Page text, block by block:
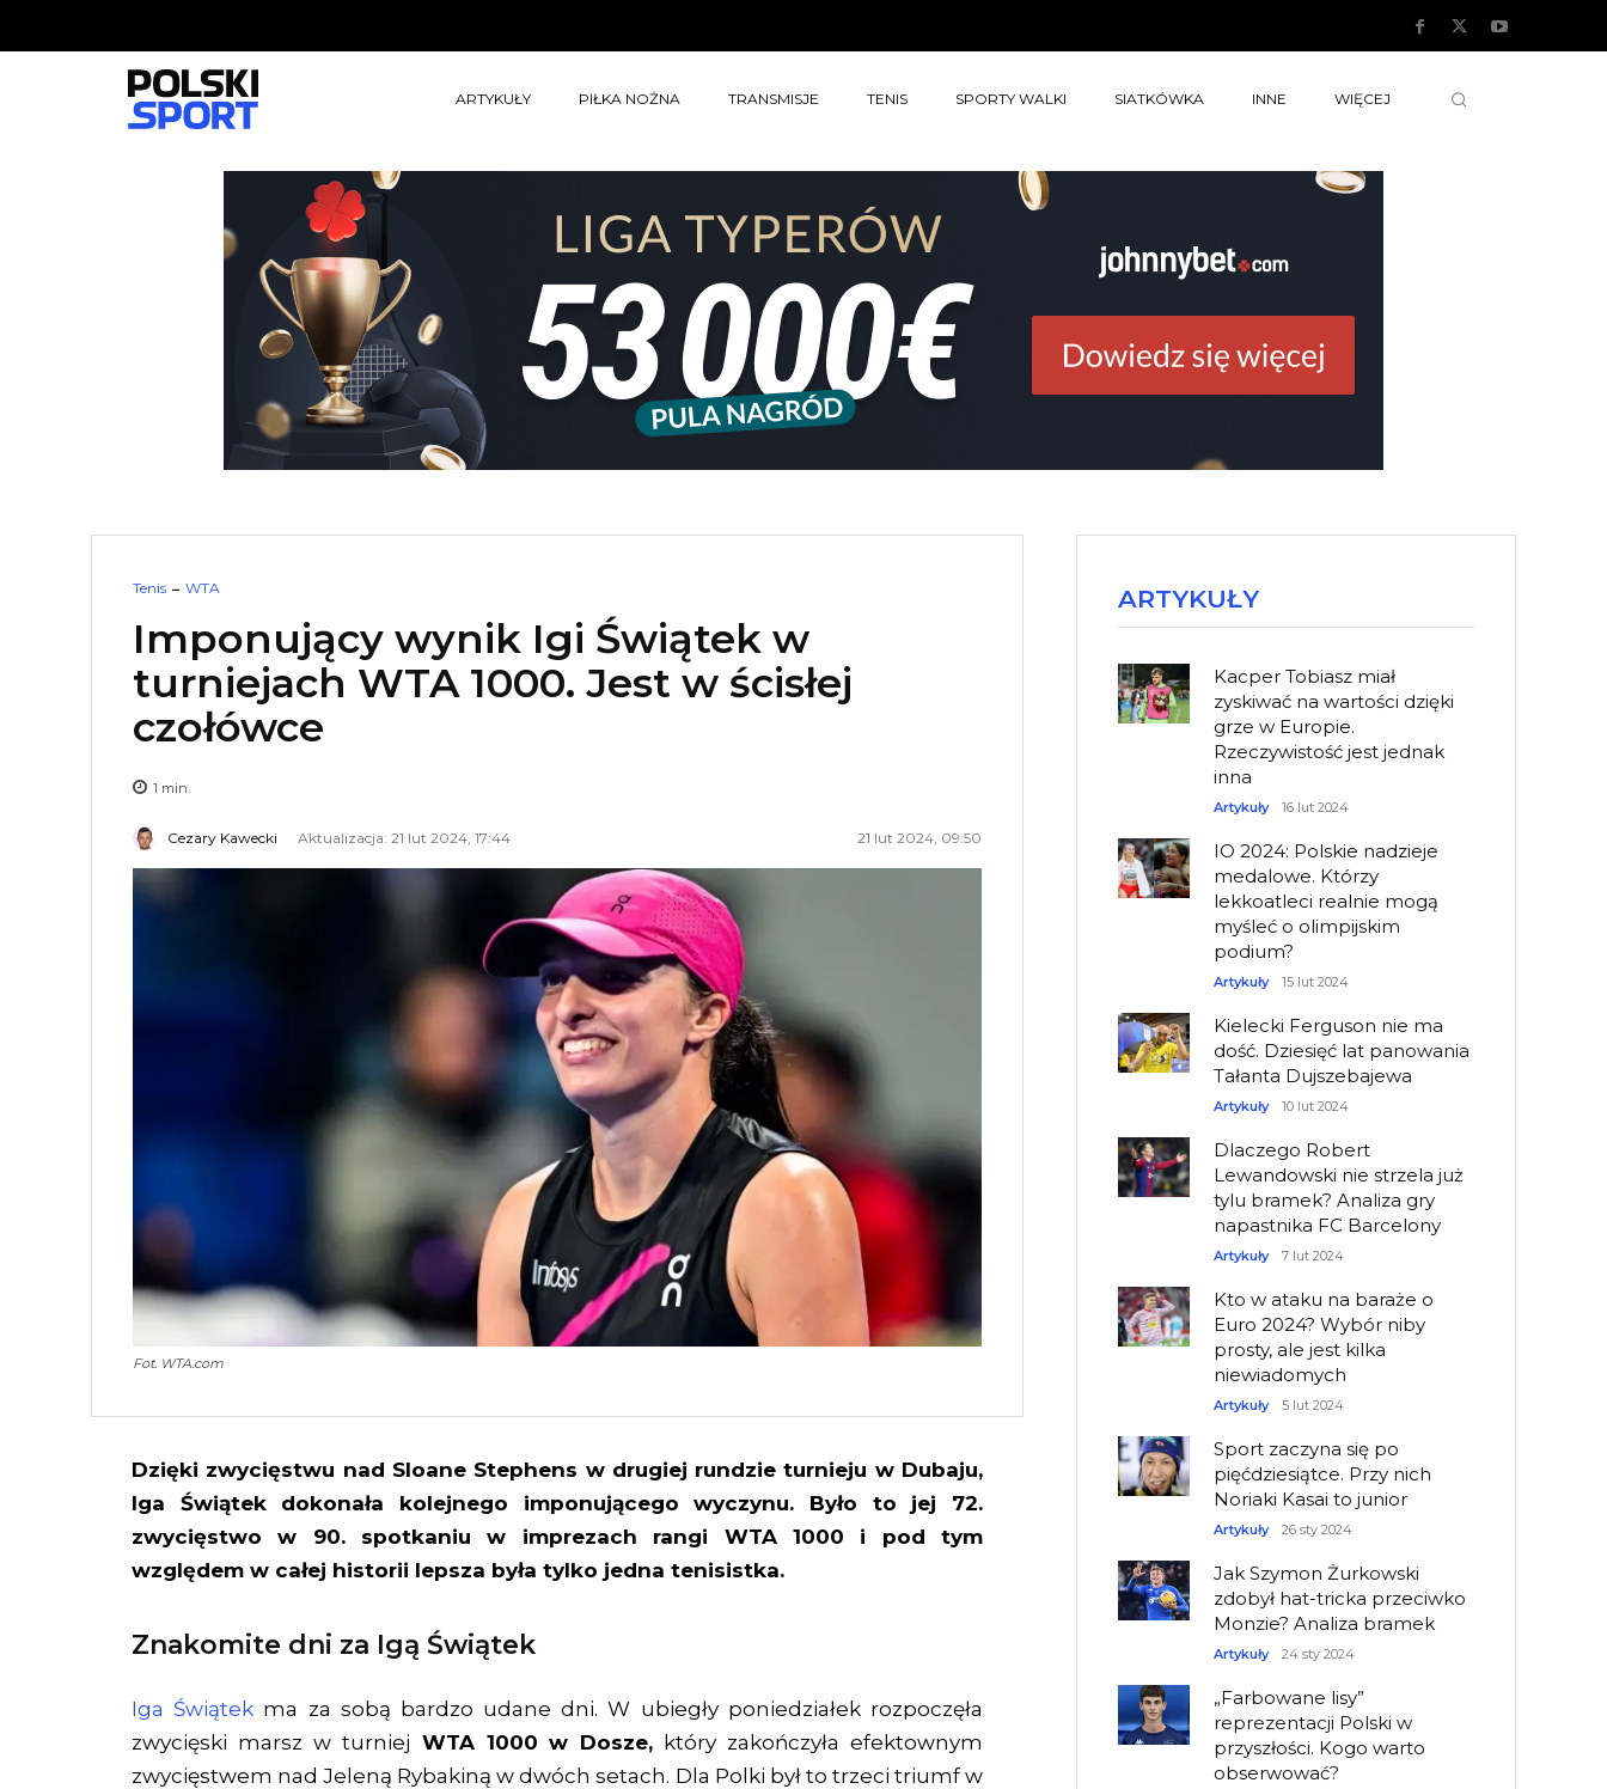
ARTYKUŁY PIŁKA NOŻNA TRANSMISJE TENIS SPORTY WALKI SIATKÓWKA INNE WIĘCEJ
Tenis WTA
Imponujący wynik Igi Świątek w
turniejach WTA 1000. Jest w ścisłej
czołówce
1 min.
Cezary Kawecki Aktualizacja: 21 lut 2024, 17:44 21 lut 2024, 09:50
Fot. WTA.com
Dzięki zwycięstwu nad Sloane Stephens w drugiej rundzie turnieju w Dubaju,
Iga Świątek dokonała kolejnego imponującego wyczynu. Było to jej 72.
zwycięstwo w 90. spotkaniu w imprezach rangi WTA 1000 i pod tym
względem w całej historii lepsza była tylko jedna tenisistka.
Znakomite dni za Igą Świątek
Iga Świątek ma za sobą bardzo udane dni. W ubiegły poniedziałek rozpoczęła
zwycięski marsz w turniej WTA 1000 w Dosze, który zakończyła efektownym
zwycięstwem nad Jeleną Rybakiną w dwóch setach. Dla Polki był to trzeci triumf w
ARTYKUŁY
Kacper Tobiasz miał
zyskiwać na wartości dzięki
grze w Europie.
Rzeczywistość jest jednak
inna
Artykuły 16 lut 2024
IO 2024: Polskie nadzieje
medalowe. Którzy
lekkoatleci realnie mogą
myśleć o olimpijskim
podium?
Artykuły 15 lut 2024
Kielecki Ferguson nie ma
dość. Dziesięć lat panowania
Tałanta Dujszebajewa
Artykuły 10 lut 2024
Dlaczego Robert
Lewandowski nie strzela już
tylu bramek? Analiza gry
napastnika FC Barcelony
Artykuły 7 lut 2024
Kto w ataku na baraże o
Euro 2024? Wybór niby
prosty, ale jest kilka
niewiadomych
Artykuły 5 lut 2024
Sport zaczyna się po
pięćdziesiątce. Przy nich
Noriaki Kasai to junior
Artykuły 26 sty 2024
Jak Szymon Żurkowski
zdobył hat-tricka przeciwko
Monzie? Analiza bramek
Artykuły 24 sty 2024
„Farbowane lisy”
reprezentacji Polski w
przyszłości. Kogo warto
obserwować?